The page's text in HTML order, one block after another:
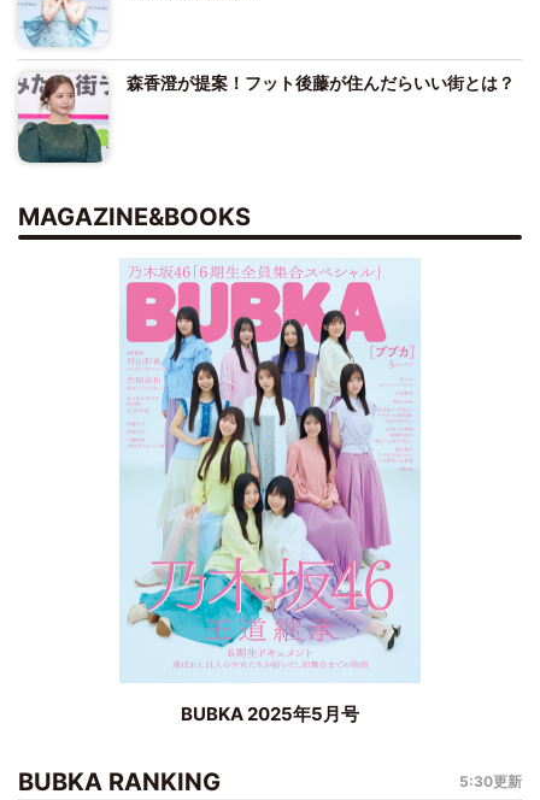
森香澄が提案！フット後藤が住んだらいい街とは？
MAGAZINE&BOOKS
BUBKA 2025年5月号
BUBKA RANKING 5:30更新